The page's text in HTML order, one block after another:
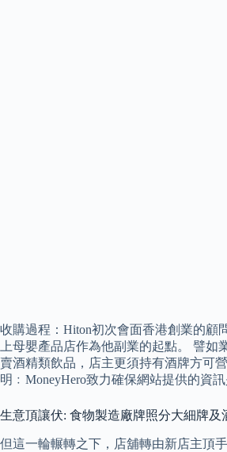
收購過程：Hiton初次會面香港創業的顧
上母嬰產品店作為他副業的起點。 譬
賣酒精類飲品，店主更須持有酒牌方可
明﹕MoneyHero致力確保網站提供的資
生意頂讓伏: 食物製造廠牌照分大細牌及
但這一輪輾轉之下，店舖轉由新店主頂